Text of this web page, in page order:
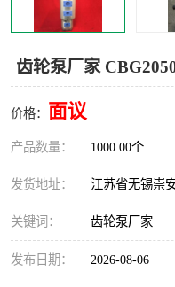
齿轮泵厂家
价格： 面议
产品数量： 1000.00个
发货地址： 江苏省无锡崇
关键词： 齿轮泵厂家
发布日期： 2026-08-06